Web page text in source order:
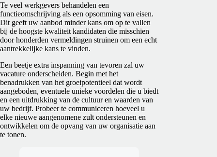
Te veel werkgevers behandelen een
functieomschrijving als een opsomming van eisen.
Dit geeft uw aanbod minder kans om op te vallen
bij de hoogste kwaliteit kandidaten die misschien
door honderden vermeldingen struinen om een echt
aantrekkelijke kans te vinden.
Een beetje extra inspanning van tevoren zal uw
vacature onderscheiden. Begin met het
benadrukken van het groeipotentieel dat wordt
aangeboden, eventuele unieke voordelen die u biedt
en een uitdrukking van de cultuur en waarden van
uw bedrijf. Probeer te communiceren hoeveel u
elke nieuwe aangenomene zult ondersteunen en
ontwikkelen om de opvang van uw organisatie aan
te tonen.